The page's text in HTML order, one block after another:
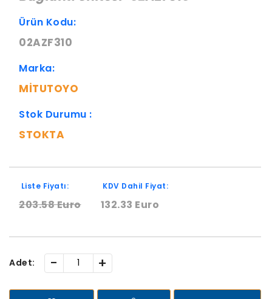
Ürün Kodu:
02AZF310
Marka:
MITUTOYO
Stok Durumu :
STOKTA
Liste Fiyatı:
203.58 Euro
KDV Dahil Fiyat:
132.33 Euro
Adet: - +